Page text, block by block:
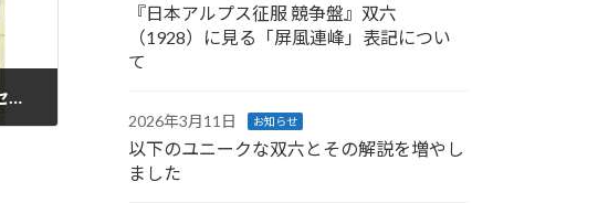
『日本アルプス征服 競争盤』双六
（1928）に見る「屏風連峰」表記につい
て
2026年3月11日 お知らせ
以下のユニークな双六とその解説を増やし
ました